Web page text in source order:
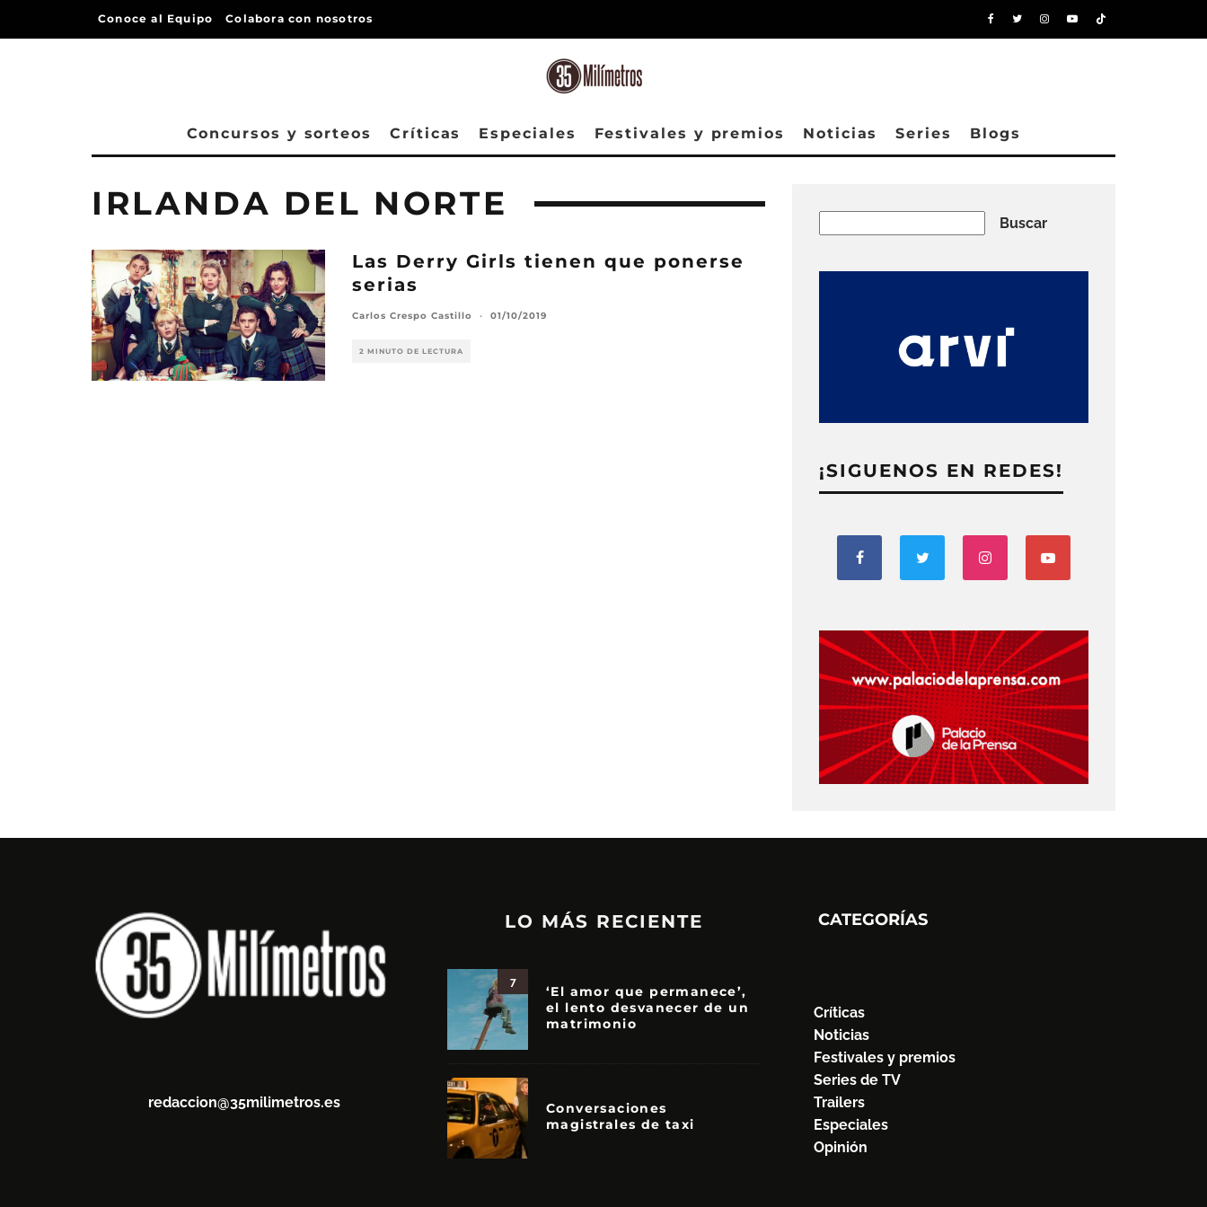
Conoce al Equipo Colabora con nosotros
Concursos y sorteos Críticas Especiales Festivales y premios Noticias Series Blogs
IRLANDA DEL NORTE
Las Derry Girls tienen que ponerse
serias
Carlos Crespo Castillo · 01/10/2019
2 MINUTO DE LECTURA
Buscar
¡SIGUENOS EN REDES!
redaccion@35milimetros.es
LO MÁS RECIENTE
7
‘El amor que permanece’,
el lento desvanecer de un
matrimonio
Conversaciones
magistrales de taxi
CATEGORÍAS
Críticas
Noticias
Festivales y premios
Series de TV
Trailers
Especiales
Opinión